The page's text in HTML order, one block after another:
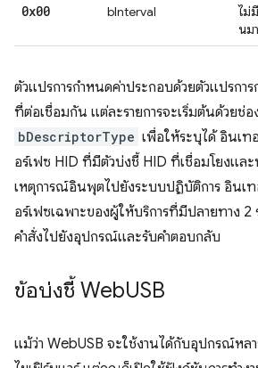
0x00 bInterval
ไม่
นม
ตัวแปรการกําหนดค่าประกอบด้วยตัวแปรการ
ที่ต่อเชื่อมกัน แต่ละรายการจะเริ่มต้นด้วยช่อ
bDescriptorType เพื่อให้ระบุได้ อินเท
อร์เฟซ HID ที่มีตัวบ่งชี้ HID ที่เชื่อมโยงและ
เหตุการณ์อินพุตไปยังระบบปฏิบัติการ อินเ
อร์เฟซเฉพาะของผู้ให้บริการที่มีปลายทาง 2
คําสั่งไปยังอุปกรณ์และรับคําตอบกลับ
ข้อบ่งชี้ WebUSB
แม้ว่า WebUSB จะใช้งานได้กับอุปกรณ์หล